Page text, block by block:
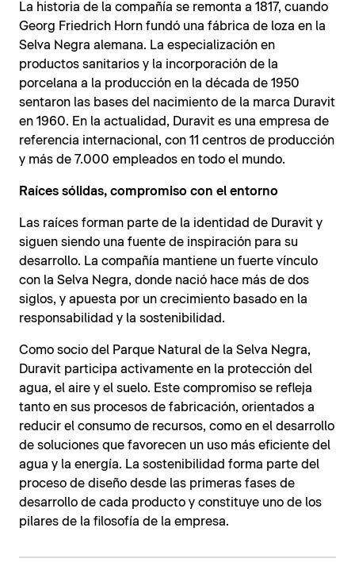
La historia de la compañía se remonta a 1817, cuando
Georg Friedrich Horn fundó una fábrica de loza en la
Selva Negra alemana. La especialización en
productos sanitarios y la incorporación de la
porcelana a la producción en la década de 1950
sentaron las bases del nacimiento de la marca Duravit
en 1960. En la actualidad, Duravit es una empresa de
referencia internacional, con 11 centros de producción
y más de 7.000 empleados en todo el mundo.
Raíces sólidas, compromiso con el entorno
Las raíces forman parte de la identidad de Duravit y
siguen siendo una fuente de inspiración para su
desarrollo. La compañía mantiene un fuerte vínculo
con la Selva Negra, donde nació hace más de dos
siglos, y apuesta por un crecimiento basado en la
responsabilidad y la sostenibilidad.
Como socio del Parque Natural de la Selva Negra,
Duravit participa activamente en la protección del
agua, el aire y el suelo. Este compromiso se refleja
tanto en sus procesos de fabricación, orientados a
reducir el consumo de recursos, como en el desarrollo
de soluciones que favorecen un uso más eficiente del
agua y la energía. La sostenibilidad forma parte del
proceso de diseño desde las primeras fases de
desarrollo de cada producto y constituye uno de los
pilares de la filosofía de la empresa.